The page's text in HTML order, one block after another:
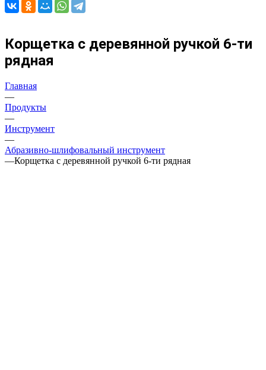
Корщетка с деревянной ручкой 6-ти
рядная
Главная
—
Продукты
—
Инструмент
—
Абразивно-шлифовальный инструмент
—Корщетка с деревянной ручкой 6-ти рядная